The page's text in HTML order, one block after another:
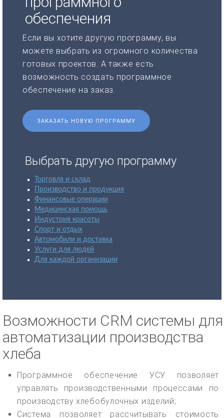
обеспечения
Если вы хотите другую программу, вы
можете выбрать из огромного количества
готовых проектов. А также есть
возможность создать программное
обеспечение на заказ.
ЗАКАЗАТЬ НОВУЮ ПРОГРАММУ
Выбрать другую программу
Торговля и склад
Производство и продукция
Финансовые операции
Медицинская помощь
Индустрия красоты
Спорт и отдых
Автомобили и доставка
Услуги для людей
Для каждой организации
Возможности CRM системы для
автоматизации производства
хлеба
Программное обеспечение УСУ позволяет
управлять производственными процессами по
производству хлебобулочных изделий;
Система позволяет рассчитывать стоимость